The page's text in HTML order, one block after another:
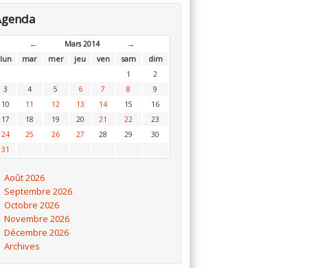
← Mars 2014
→
lun
mar mer jeu ven sam
dim
1
2
3
4 5 6 7 8
9
10
11 12 13 14 15
16
17
18 19 20 21 22
23
24
25 26 27 28 29
30
31
Août 2026
Septembre 2026
Octobre 2026
Novembre 2026
Décembre 2026
Archives